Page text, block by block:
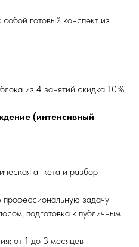
готовый конспект из
из 4 занятий скидка 10%.
(интенсивный
анкета и разбор
задачу
подготовка к публичным
от 1 до 3 месяцев